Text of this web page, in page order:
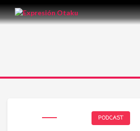
PODCAST